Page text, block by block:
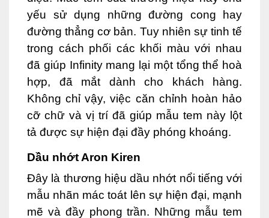
yếu sử dụng những đường cong hay
đường thẳng cơ bản. Tuy nhiên sự tinh tế
trong cách phối các khối màu với nhau
đã giúp Infinity mang lại một tổng thể hoà
hợp, đã mắt dành cho khách hàng.
Không chỉ vậy, việc căn chỉnh hoàn hảo
cỡ chữ và vị trí đã giúp mẫu tem này lột
tả được sự hiện đại đầy phóng khoáng.
Dầu nhớt Aron Kiren
Đây là thương hiệu dầu nhớt nổi tiếng với
mẫu nhãn mác toát lên sự hiện đại, mạnh
mẽ và đầy phong trần. Những mẫu tem